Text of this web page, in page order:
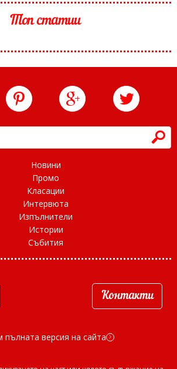
Топ статии
h
Новини
Промо
Класации
Интервюта
Изпълнители
Истории
Събития
Контакти
пълната версия на сайта d